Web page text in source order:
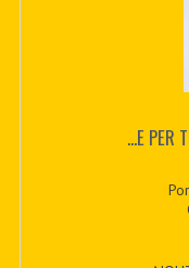
...E PER